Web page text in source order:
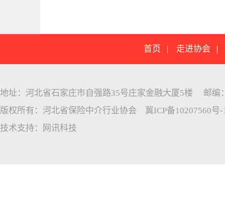
首页 | 走进协会
地址：河北省石家庄市自强路35号庄家金融大厦5楼 邮编
版权所有：河北省保险中介行业协会 冀ICP备10207560号-
技术支持：
网讯科技